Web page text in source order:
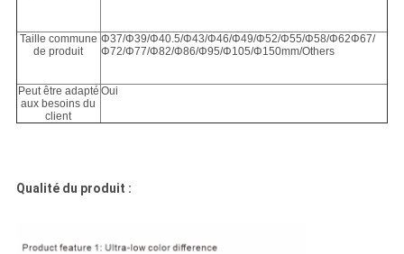
Taille commune
de produit
Φ37/Φ39/Φ40.5/Φ43/Φ46/Φ49/Φ52/Φ55/Φ58/Φ62Φ67/
Φ72/Φ77/Φ82/Φ86/Φ95/Φ105/Φ150mm/Others
Peut être adapté
aux besoins du
client
Oui
Qualité du produit :